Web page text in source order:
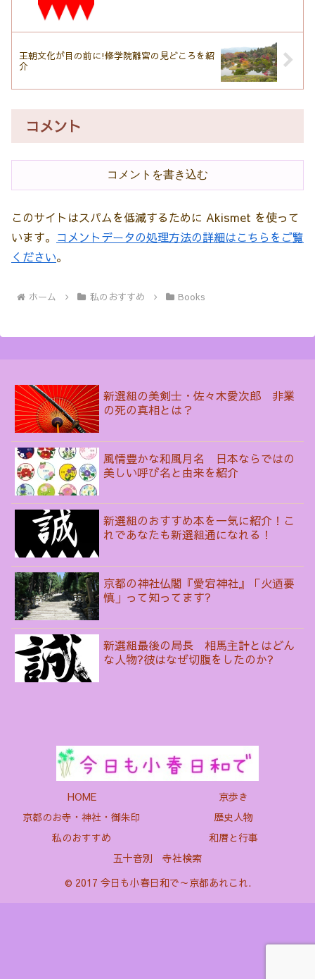
王朝文化が目の前に!修学院離宮の見どころを紹
介
コメント
コメントを書き込む
このサイトはスパムを低減するために Akismet を使って
います。 コメントデータの処理方法の詳細はこちらをご覧
ください。
ホーム 私のおすすめ Books
新選組の美剣士・佐々木愛次郎 非業
の死の真相とは？
風情豊かな和風月名 日本ならではの
美しい呼び名と由来を紹介
新選組のおすすめ本を一気に紹介！こ
れであなたも新選組通になれる！
京都の神社仏閣『愛宕神社』「火迺要
慎」って知ってます?
新選組最後の局長 相馬主計とはどん
な人物?彼はなぜ切腹をしたのか?
HOME
京歩き
京都のお寺・神社・御朱印
歴史人物
私のおすすめ
和暦と行事
五十音別 寺社検索
© 2017 今日も小春日和で～京都あれこれ.